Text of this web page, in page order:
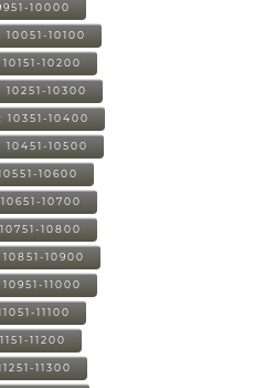
10000
10051-10100
10200
10251-10300
10351-10400
10451-10500
10600
10700
10800
10851-10900
11000
11100
11200
11300